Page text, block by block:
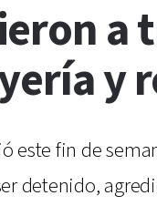
a
y
este fin de
detenido,